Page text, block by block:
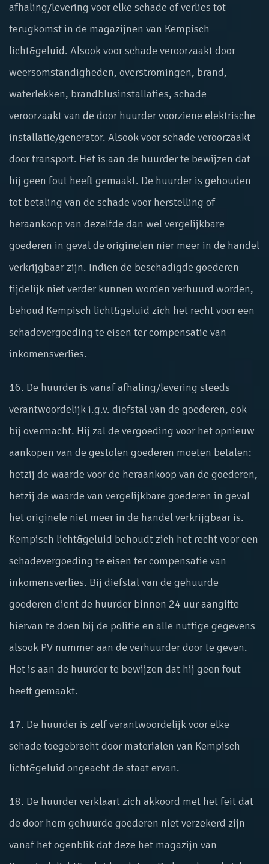
afhaling/levering voor elke schade of verlies tot
terugkomst in de magazijnen van Kempisch
licht&geluid. Alsook voor schade veroorzaakt door
weersomstandigheden, overstromingen, brand,
waterlekken, brandblusinstallaties, schade
veroorzaakt van de door huurder voorziene elektrische
installatie/generator. Alsook voor schade veroorzaakt
door transport. Het is aan de huurder te bewijzen dat
hij geen fout heeft gemaakt. De huurder is gehouden
tot betaling van de schade voor herstelling of
heraankoop van dezelfde dan wel vergelijkbare
goederen in geval de originelen nier meer in de handel
verkrijgbaar zijn. Indien de beschadigde goederen
tijdelijk niet verder kunnen worden verhuurd worden,
behoud Kempisch licht&geluid zich het recht voor een
schadevergoeding te eisen ter compensatie van
inkomensverlies.
16. De huurder is vanaf afhaling/levering steeds
verantwoordelijk i.g.v. diefstal van de goederen, ook
bij overmacht. Hij zal de vergoeding voor het opnieuw
aankopen van de gestolen goederen moeten betalen:
hetzij de waarde voor de heraankoop van de goederen,
hetzij de waarde van vergelijkbare goederen in geval
het originele niet meer in de handel verkrijgbaar is.
Kempisch licht&geluid behoudt zich het recht voor een
schadevergoeding te eisen ter compensatie van
inkomensverlies. Bij diefstal van de gehuurde
goederen dient de huurder binnen 24 uur aangifte
hiervan te doen bij de politie en alle nuttige gegevens
alsook PV nummer aan de verhuurder door te geven.
Het is aan de huurder te bewijzen dat hij geen fout
heeft gemaakt.
17. De huurder is zelf verantwoordelijk voor elke
schade toegebracht door materialen van Kempisch
licht&geluid ongeacht de staat ervan.
18. De huurder verklaart zich akkoord met het feit dat
de door hem gehuurde goederen niet verzekerd zijn
vanaf het ogenblik dat deze het magazijn van